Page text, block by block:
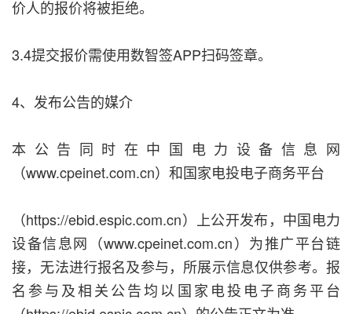
价人的报价将被拒绝。
3.4提交报价需使用数智签APP扫码签章。
4、发布公告的媒介
本公告同时在中国电力设备信息网
（www.cpeinet.com.cn）和国家电投电子商务平台
（https://ebid.espic.com.cn）上公开发布，中国电力
设备信息网（www.cpeinet.com.cn）为推广平台链
接，无法进行报名及参与，所展示信息仅供参考。报
名参与及相关公告均以国家电投电子商务平台